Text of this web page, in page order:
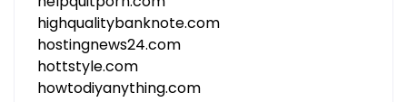
highqualitybanknote.com
hostingnews24.com
hottstyle.com
howtodiyanything.com